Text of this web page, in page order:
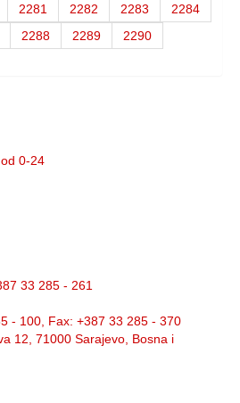
2281 2282 2283
2284
2288 2289
2290
0-24
33 285 - 261
- 100, Fax: +387 33 285 - 370
12, 71000 Sarajevo, Bosna i